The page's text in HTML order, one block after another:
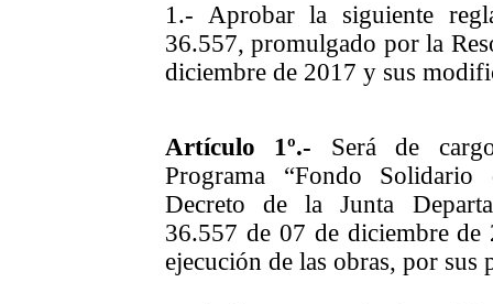
1.- Aprobar la siguiente
36.557, promulgado por la
diciembre de 2017 y sus
Artículo 1º.- Será de
Programa “Fondo Solidario
Decreto de la Junta
36.557 de 07 de diciembre
ejecución de las obras, por sus